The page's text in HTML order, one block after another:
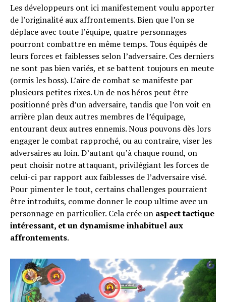
Les développeurs ont ici manifestement voulu apporter
de l’originalité aux affrontements. Bien que l’on se
déplace avec toute l’équipe, quatre personnages
pourront combattre en même temps. Tous équipés de
leurs forces et faiblesses selon l’adversaire. Ces derniers
ne sont pas bien variés, et se battent toujours en meute
(ormis les boss). L’aire de combat se manifeste par
plusieurs petites rixes. Un de nos héros peut être
positionné près d’un adversaire, tandis que l’on voit en
arrière plan deux autres membres de l’équipage,
entourant deux autres ennemis. Nous pouvons dès lors
engager le combat rapproché, ou au contraire, viser les
adversaires au loin. D’autant qu’à chaque round, on
peut choisir notre attaquant, privilégiant les forces de
celui-ci par rapport aux faiblesses de l’adversaire visé.
Pour pimenter le tout, certains challenges pourraient
être introduits, comme donner le coup ultime avec un
personnage en particulier. Cela crée un aspect tactique
intéressant, et un dynamisme inhabituel aux
affrontements.